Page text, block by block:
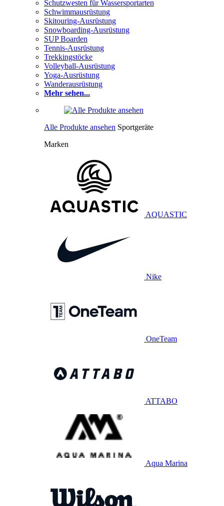
Schutzwesten für Wassersportarten
Schwimmausrüstung
Skitouring-Ausrüstung
Snowboarding-Ausrüstung
SUP Boarden
Tennis-Ausrüstung
Trekkingstöcke
Volleyball-Ausrüstung
Yoga-Ausrüstung
Wanderausrüstung
Mehr sehen...
Alle Produkte ansehen Sportgeräte
Marken
AQUASTIC
Nike
OneTeam
ATTABO
Aqua Marina